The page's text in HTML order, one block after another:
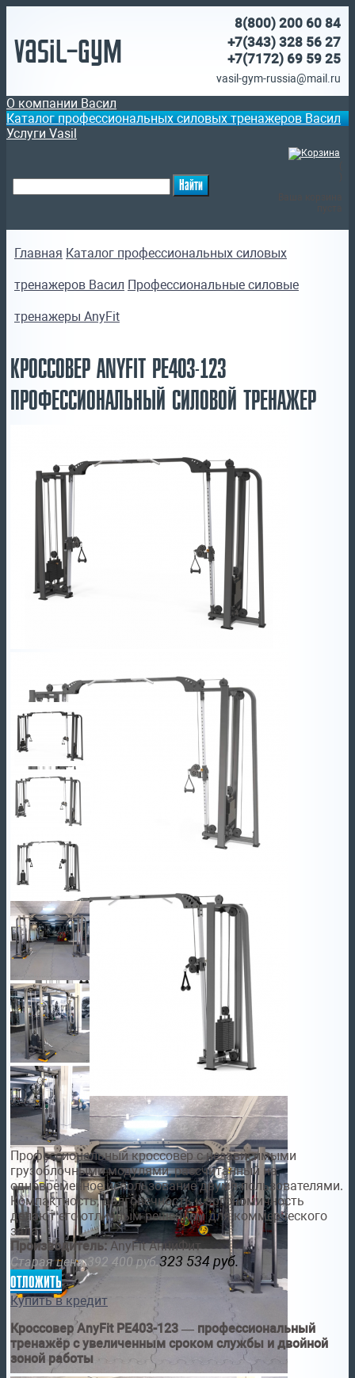
Vasil-Gym
8(800) 200 60 84
+7(343) 328 56 27
+7(7172) 69 59 25
vasil-gym-russia@mail.ru
О компании Васил
Каталог профессиональных силовых тренажеров Васил
Услуги Vasil
Главная Каталог профессиональных силовых
тренажеров Васил Профессиональные силовые
тренажеры AnyFit
КРОССОВЕР ANYFIT PE403-123
ПРОФЕССИОНАЛЬНЫЙ СИЛОВОЙ ТРЕНАЖЕР
Профессиональный кроссовер с независимыми
грузоблочными модулями, рассчитанный на
одновременное использование двумя пользователями.
Компактность, долговечность и эргономичность
делают его отличным решением для коммерческого
зала.
Производитель:AnyFit АнниФит
Старая цена:392 400 руб.323 534 руб.
отложить
Купить в кредит
Кроссовер AnyFit PE403-123 — профессиональный
тренажёр с увеличенным сроком службы и двойной
зоной работы